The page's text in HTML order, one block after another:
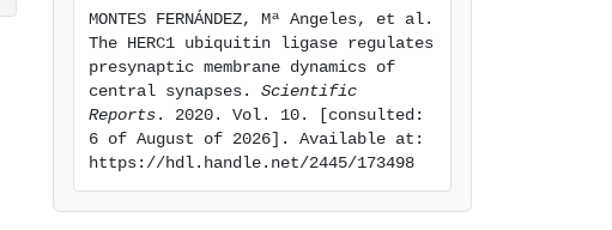
MONTES FERNÁNDEZ, Mª Angeles, et al.
The HERC1 ubiquitin ligase regulates
presynaptic membrane dynamics of
central synapses. Scientific
Reports . 2020. Vol. 10. [consulted:
6 of August of 2026]. Available at:
https://hdl.handle.net/2445/173498